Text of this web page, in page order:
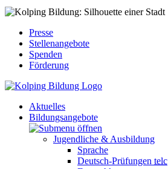
Presse
Stellenangebote
Spenden
Förderung
Aktuelles
Bildungsangebote
Jugendliche & Ausbildung
Sprache
Deutsch-Prüfungen telc